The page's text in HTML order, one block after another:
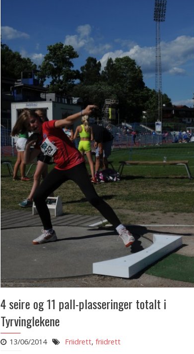
4 seire og 11 pall-plasseringer totalt i
Tyrvinglekene
13/06/2014 Friidrett, friidrett